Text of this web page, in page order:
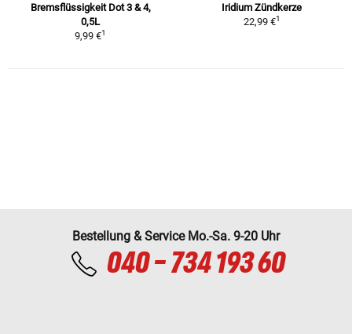
Bremsflüssigkeit Dot 3 & 4,
0,5L
9,99 €1
Iridium Zündkerze
22,99 €1
Bestellung & Service Mo.-Sa. 9-20 Uhr
040 - 734 193 60